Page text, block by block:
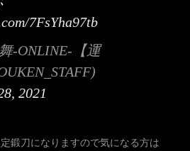
7FsYha97tb
-ONLINE-【運
2021
鍛刀になりますので気になる方は